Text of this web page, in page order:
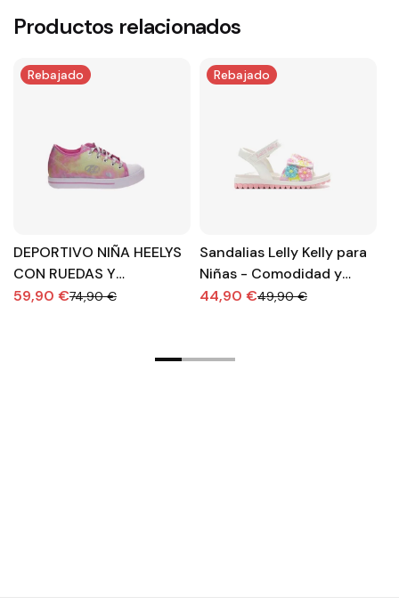
Productos relacionados
Rebajado
DEPORTIVO NIÑA HEELYS
CON RUEDAS Y
CORDONES
59,90 €74,90 €
Rebajado
Sandalias Lelly Kelly para
Niñas - Comodidad y
Estilo
44,90 €49,90 €